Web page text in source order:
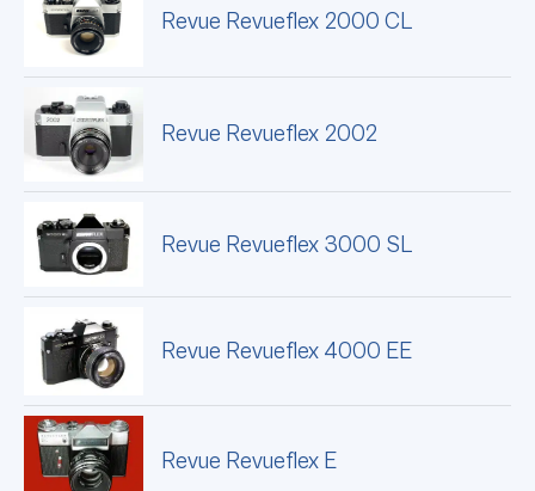
Revue Revueflex 2000 CL
Revue Revueflex 2002
Revue Revueflex 3000 SL
Revue Revueflex 4000 EE
Revue Revueflex E